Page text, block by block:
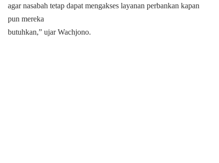
agar nasabah tetap dapat mengakses layanan perbankan kapan
pun mereka
butuhkan,” ujar Wachjono.